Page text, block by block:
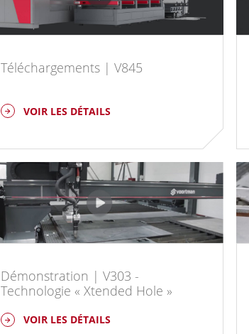
Téléchargements | V845
VOIR LES DÉTAILS
Démonstration | V303 -
Technologie « Xtended Hole »
VOIR LES DÉTAILS